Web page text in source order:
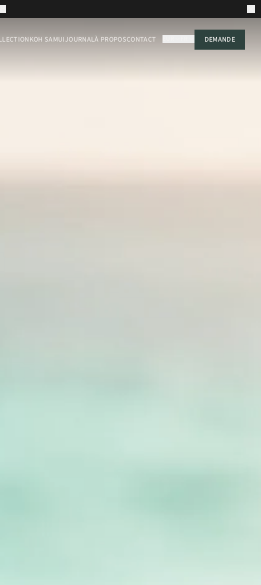
KOH SAMUIJOURNALÀ PROPOSCONTACT DEMANDE